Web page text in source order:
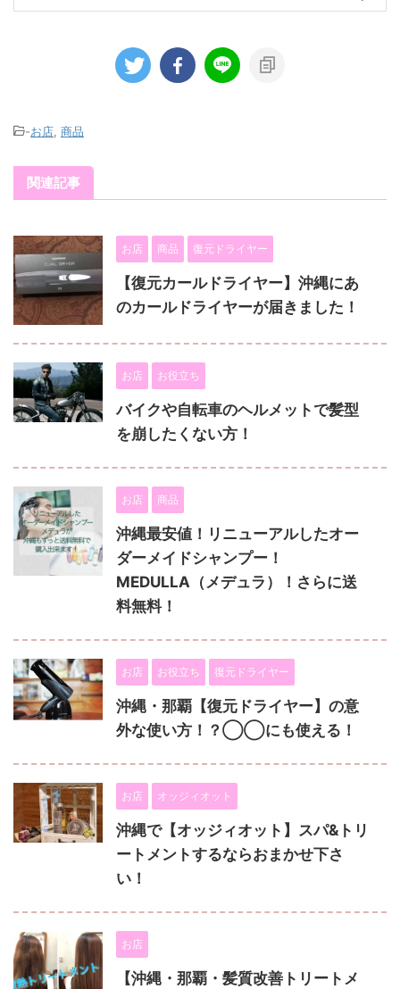
-お店, 商品
関連記事
お店 商品 復元ドライヤー
【復元カールドライヤー】沖縄にあ
のカールドライヤーが届きました！
お店 お役立ち
バイクや自転車のヘルメットで髪型
を崩したくない方！
お店 商品
沖縄最安値！リニューアルしたオー
ダーメイドシャンプー！
MEDULLA（メデュラ）！さらに送
料無料！
お店 お役立ち 復元ドライヤー
沖縄・那覇【復元ドライヤー】の意
外な使い方！？◯◯にも使える！
お店 オッジィオット
沖縄で【オッジィオット】スパ&トリ
ートメントするならおまかせ下さ
い！
お店
【沖縄・那覇・髪質改善トリートメ